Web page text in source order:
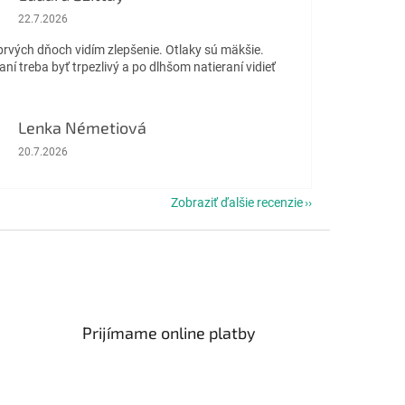
Hodnotenie obchodu je 5 z 5 hviezdičiek.
22.7.2026
dňoch vidím zlepšenie. Otlaky sú mäkšie.
treba byť trpezlivý a po dlhšom natieraní vidieť
Lenka Németiová
Hodnotenie obchodu je 5 z 5 hviezdičiek.
20.7.2026
Zobraziť ďalšie recenzie
Prijímame online platby